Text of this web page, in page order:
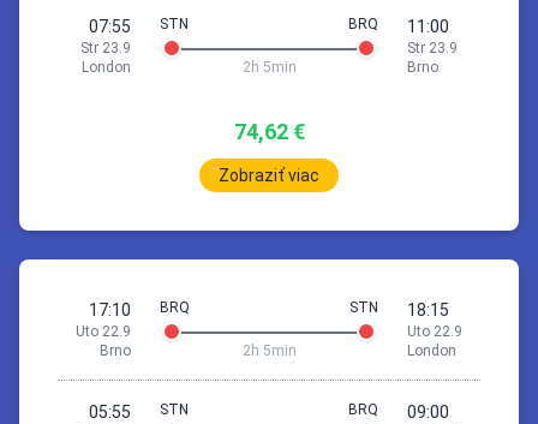
07:55
Str 23.9
London
STN BRQ
2h 5min
11:00
Str 23.9
Brno
74,62 €
Zobraziť viac
18 Sep 09:25 Brno London
2h5min
17:10
Uto 22.9
Brno
BRQ STN
2h 5min
18:15
Uto 22.9
London
05:55 STN BRQ 09:00